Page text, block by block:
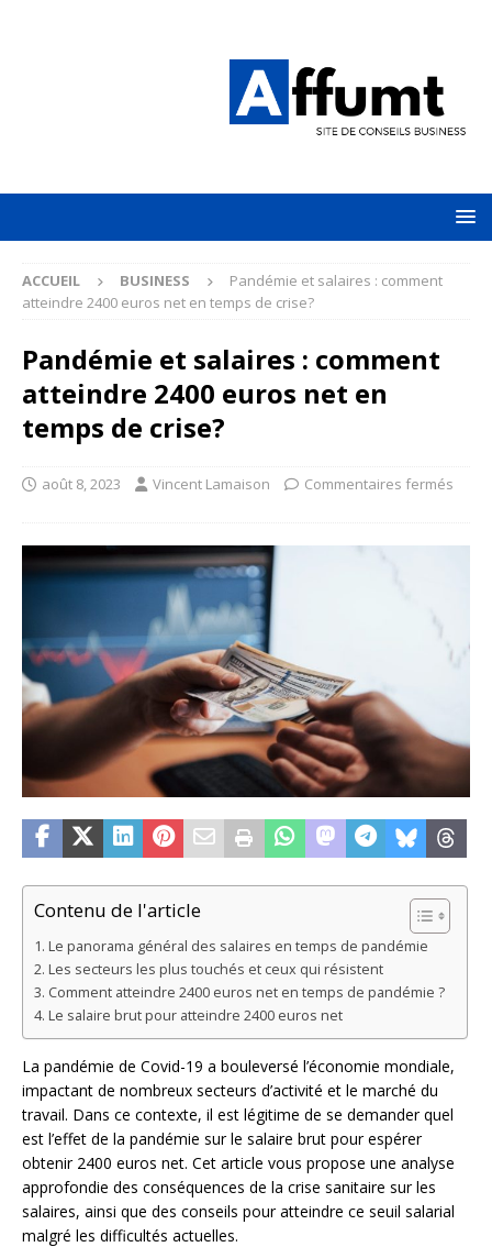
ACCUEIL BUSINESS
Pandémie et salaires : comment
atteindre 2400 euros net en temps de crise?
Pandémie et salaires : comment
atteindre 2400 euros net en
temps de crise?
août 8, 2023 Vincent Lamaison Commentaires fermés
Contenu de l'article
Le panorama général des salaires en temps de pandémie
Les secteurs les plus touchés et ceux qui résistent
Comment atteindre 2400 euros net en temps de pandémie ?
Le salaire brut pour atteindre 2400 euros net
La pandémie de Covid-19 a bouleversé l’économie mondiale,
impactant de nombreux secteurs d’activité et le marché du
travail. Dans ce contexte, il est légitime de se demander quel
est l’effet de la pandémie sur le salaire brut pour espérer
obtenir 2400 euros net. Cet article vous propose une analyse
approfondie des conséquences de la crise sanitaire sur les
salaires, ainsi que des conseils pour atteindre ce seuil salarial
malgré les difficultés actuelles.